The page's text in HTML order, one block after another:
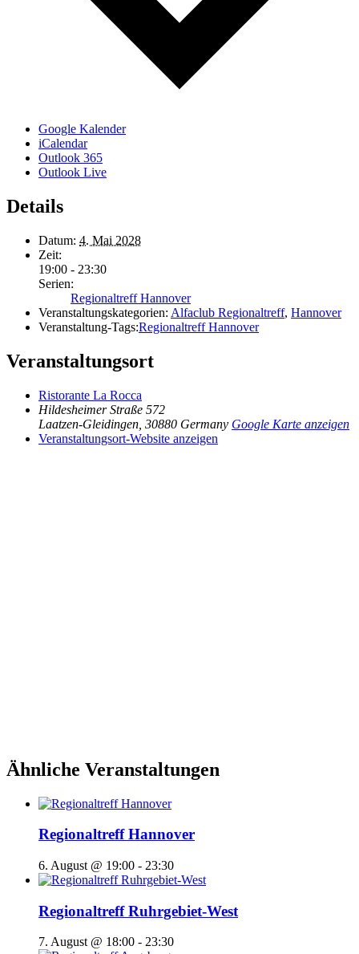
Google Kalender
iCalendar
Outlook 365
Outlook Live
Details
Datum: 4. Mai 2028
Zeit:
19:00 - 23:30
Serien:
Regionaltreff Hannover
Veranstaltungskategorien: Alfaclub Regionaltreff, Hannover
Veranstaltung-Tags:Regionaltreff Hannover
Veranstaltungsort
Ristorante La Rocca
Hildesheimer Straße 572
Laatzen-Gleidingen 30880 Germany Google Karte anzeigen
Veranstaltungsort-Website anzeigen
Ähnliche Veranstaltungen
Regionaltreff Hannover
6. August @ 19:00 - 23:30
Regionaltreff Ruhrgebiet-West
7. August @ 18:00 - 23:30